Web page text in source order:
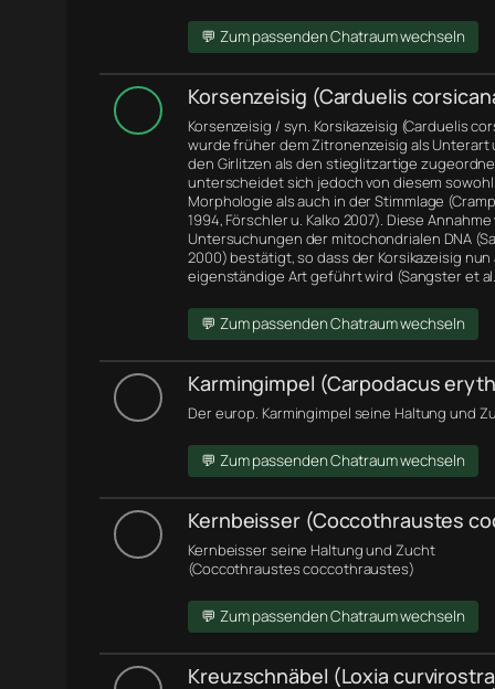
💬 Zum passenden Chatraum wechseln
Korsenzeisig (Carduelis
Korsenzeisig / syn. Korsikazeisig (Carduelis
wurde früher dem Zitronenzeisig als Unterart
den Girlitzen als den stieglitzartige
unterscheidet sich jedoch von diesem
Morphologie als auch in der Stimmlage
1994, Förschler u. Kalko 2007). Diese
Untersuchungen der mitochondrialen DNA
2000) bestätigt, so dass der Korsikazeisig nun
eigenständige Art geführt wird (Sangster et
💬 Zum passenden Chatraum wechseln
Karmingimpel (Carpodacus
Der europ. Karmingimpel seine Haltung und
💬 Zum passenden Chatraum wechseln
Kernbeisser (Coccothraustes
Kernbeisser seine Haltung und Zucht
(Coccothraustes coccothraustes)
💬 Zum passenden Chatraum wechseln
Kreuzschnäbel (Loxia